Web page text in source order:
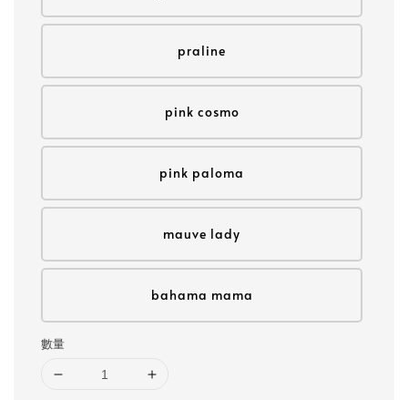
praline
pink cosmo
pink paloma
mauve lady
bahama mama
數量